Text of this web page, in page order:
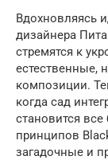
Вдохновляясь
дизайнера
стремятся к
естественные,
композиции.
когда сад
становится
принципов
загадочные и